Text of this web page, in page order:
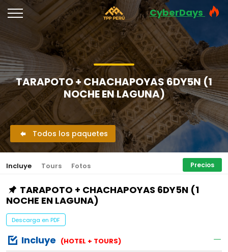
TARAPOTO + CHACHAPOYAS 6DY5N (1
NOCHE EN LAGUNA)
Todos los paquetes
Incluye Tours Fotos Precios
TARAPOTO + CHACHAPOYAS 6DY5N (1
NOCHE EN LAGUNA)
Descarga en PDF
Incluye (HOTEL + TOURS)
CyberDays